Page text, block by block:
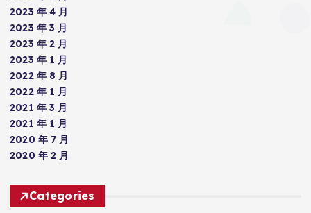
2023 年 4 月
2023 年 3 月
2023 年 2 月
2023 年 1 月
2022 年 8 月
2022 年 1 月
2021 年 3 月
2021 年 1 月
2020 年 7 月
2020 年 2 月
Categories